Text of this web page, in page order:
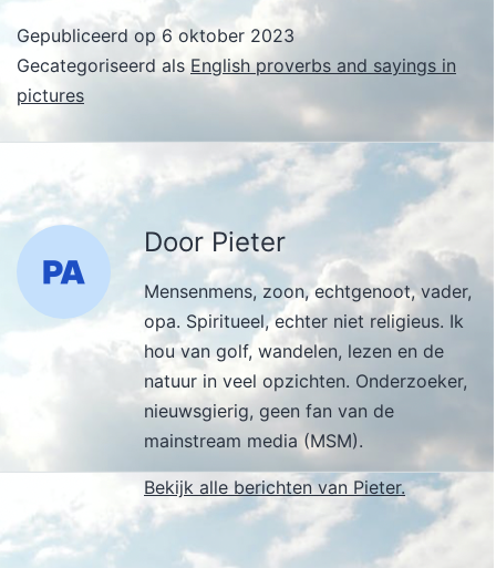
Gepubliceerd op6 oktober 2023
Gecategoriseerd als English proverbs and sayings in
pictures
Door Pieter
Mensenmens, zoon, echtgenoot, vader,
opa. Spiritueel, echter niet religieus. Ik
hou van golf, wandelen, lezen en de
natuur in veel opzichten. Onderzoeker,
nieuwsgierig, geen fan van de
mainstream media (MSM).
Bekijk alle berichten van Pieter.